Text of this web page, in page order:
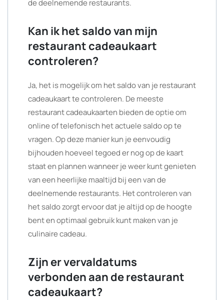
de deelnemende restaurants.
Kan ik het saldo van mijn
restaurant cadeaukaart
controleren?
Ja, het is mogelijk om het saldo van je restaurant
cadeaukaart te controleren. De meeste
restaurant cadeaukaarten bieden de optie om
online of telefonisch het actuele saldo op te
vragen. Op deze manier kun je eenvoudig
bijhouden hoeveel tegoed er nog op de kaart
staat en plannen wanneer je weer kunt genieten
van een heerlijke maaltijd bij een van de
deelnemende restaurants. Het controleren van
het saldo zorgt ervoor dat je altijd op de hoogte
bent en optimaal gebruik kunt maken van je
culinaire cadeau.
Zijn er vervaldatums
verbonden aan de restaurant
cadeaukaart?